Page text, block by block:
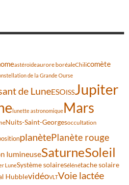
astéroïdeaurore boréaleChilicomète
de la Grande Ourse
de LuneESOISSJupiter
lunette astronomiqueMars
Nuits-Saint-Georgesoccultation
planètePlanète rouge
lumineuseSaturneSoleil
LuneSystème solaireSélénétache solaire
HubblevidéoVLTVoie lactée